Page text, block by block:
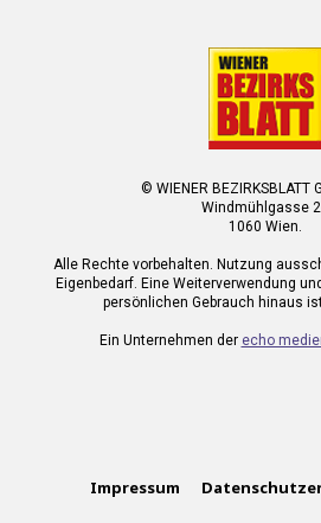
© WIENER BEZIRKSBLATT
Windmühlgasse
1060 Wien.
Alle Rechte vorbehalten. Nutzung
Eigenbedarf. Eine Weiterverwendung
persönlichen Gebrauch hinaus
Ein Unternehmen der echo
Impressum